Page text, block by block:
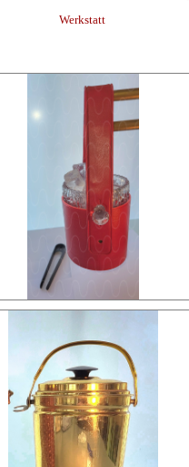
Werkstatt